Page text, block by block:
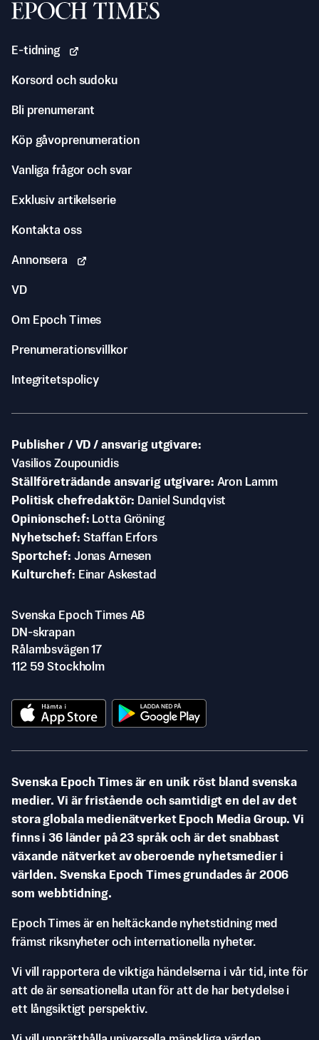
Svenska Epoch Times
E-tidning
Korsord och sudoku
Bli prenumerant
Köp gåvoprenumeration
Vanliga frågor och svar
Exklusiv artikelserie
Kontakta oss
Annonsera
VD
Om Epoch Times
Prenumerationsvillkor
Integritetspolicy
Publisher / VD / ansvarig utgivare
Vasilios Zoupounidis
Ställföreträdande ansvarig utgivare Aron Lamm
Politisk chefredaktör
Daniel Sundqvist
Opinionschef
Lotta Gröning
Nyhetschef Staffan Erfors
Sportchef Jonas Arnesen
Kulturchef
Einar Askestad
Svenska Epoch Times AB
DN-skrapan
Rålambsvägen 17
112 59 Stockholm
Svenska Epoch Times är en unik röst bland svenska
medier. Vi är fristående och samtidigt en del av det
stora globala medienätverket Epoch Media Group. Vi
finns i 36 länder på 23 språk och är det snabbast
växande nätverket av oberoende nyhetsmedier i
världen. Svenska Epoch Times grundades år 2006
som webbtidning.
Epoch Times är en heltäckande nyhetstidning med
främst riksnyheter och internationella nyheter.
Vi vill rapportera de viktiga händelserna i vår tid, inte för
att de är sensationella utan för att de har betydelse i
ett långsiktigt perspektiv.